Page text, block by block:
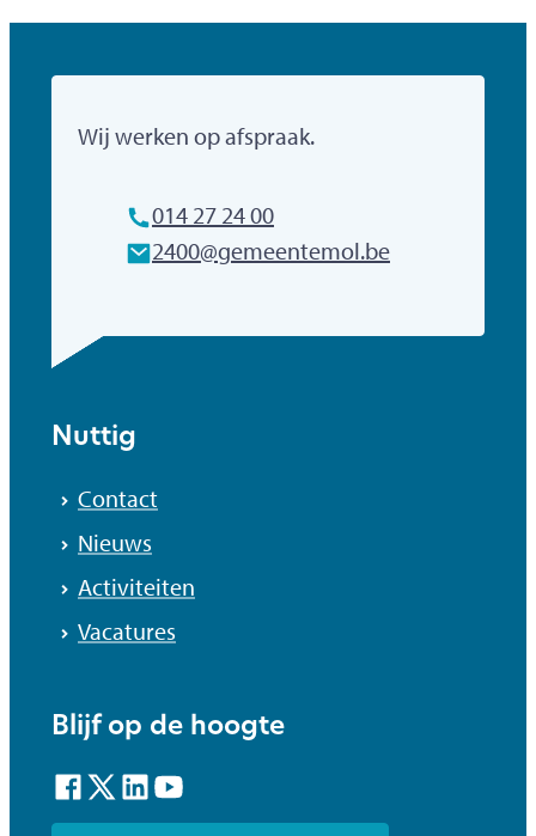
Gemeente Mol
Wij werken op afspraak.
014 27 24 00
E-mailadres
2400@gemeentemol.be
Nuttig
Contact
Nieuws
Activiteiten
Vacatures
Blijf op de hoogte
Facebook
TwitterLinkedInYouTube